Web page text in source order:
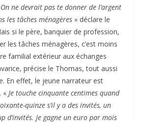
On ne devrait pas te donner de l’argent
les tâches ménagères » déclare le
si le père, banquier de profession,
les tâches ménagères, c’est moins
familial extérieur aux échanges
précise le Thomas, tout aussi
En effet, le jeune narrateur est
« Je touche cinquante centimes quand
quinze s’il y a des invités, un
d’invités. Je gagne un euro par mois